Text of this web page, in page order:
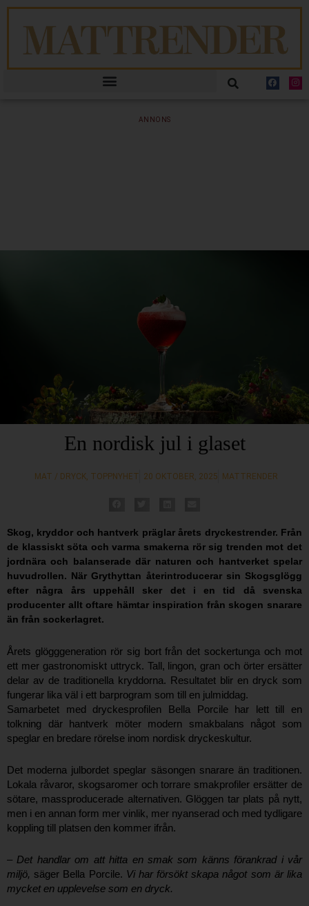
ANNONS
En nordisk jul i glaset
MAT / DRYCK TOPPNYHET 20 OKTOBER, 2025 MATTRENDER
Skog, kryddor och hantverk präglar årets dryckestrender. Från
de klassiskt söta och varma smakerna rör sig trenden mot det
jordnära och balanserade där naturen och hantverket spelar
huvudrollen. När Grythyttan återintroducerar sin Skogsglögg
efter några års uppehåll sker det i en tid då svenska
producenter allt oftare hämtar inspiration från skogen snarare
än från sockerlagret.
Årets glögggeneration rör sig bort från det sockertunga och mot
ett mer gastronomiskt uttryck. Tall, lingon, gran och örter ersätter
delar av de traditionella kryddorna. Resultatet blir en dryck som
fungerar lika väl i ett barprogram som till en julmiddag.
Samarbetet med dryckesprofilen Bella Porcile har lett till en
tolkning där hantverk möter modern smakbalans något som
speglar en bredare rörelse inom nordisk dryckeskultur.
Det moderna julbordet speglar säsongen snarare än traditionen.
Lokala råvaror, skogsaromer och torrare smakprofiler ersätter de
sötare, massproducerade alternativen. Glöggen tar plats på nytt,
men i en annan form mer vinlik, mer nyanserad och med tydligare
koppling till platsen den kommer ifrån.
– Det handlar om att hitta en smak som känns förankrad i vår
miljö, säger Bella Porcile. Vi har försökt skapa något som är lika
mycket en upplevelse som en dryck.